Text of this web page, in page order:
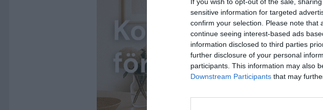
sensitive information for targeted
confirm your selection. Please note
continue seeing interest-based ads
information disclosed to third parties
further disclosure of your personal
participants. This information may also
Downstream Participants that may